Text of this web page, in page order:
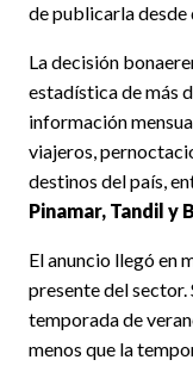
de publicarla
La decisión
estadística de más
información
viajeros,
destinos del país,
Pinamar, Tandil y
El anuncio llegó en
presente del
temporada de
menos que la